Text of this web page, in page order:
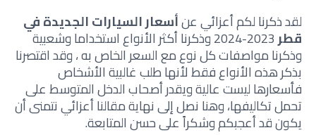
لقد ذكرنا لكم أعزائي عنأسعار السيارات الجديدة في
قطر 2023-2024 وذكرنا أكثر الأنواع استخداما وشعبية
وذكرنا مواصفات كل نوع مع السعر الخاص به ، وقد اقتصرنا
بذكر هذه الأنواع فقط لأنها طلب غالبية الأشخاص
فأسعارها ليست عالية ويقدر أصحاب الدخل المتوسط على
تحمل تكاليفها، وهنا نصل إلى نهاية مقالنا أعزائي نتمنى أن
يكون قد أعجبكم وشكراً على حسن المتابعة.